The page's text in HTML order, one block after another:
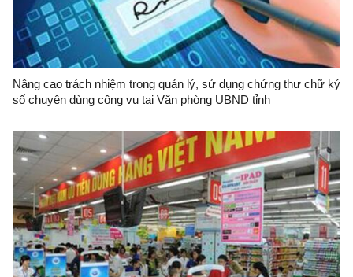
Nâng cao trách nhiệm trong quản lý, sử dụng chứng thư chữ ký
số chuyên dùng công vụ tại Văn phòng UBND tỉnh